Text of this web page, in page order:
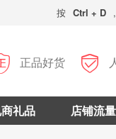
按 Ctrl + D
正品好货 
礼品 店铺流量